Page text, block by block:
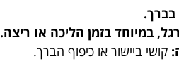
בברך.
במיוחד בזמן הליכה או ריצה.
קושי ביישור או כיפוף הברך.